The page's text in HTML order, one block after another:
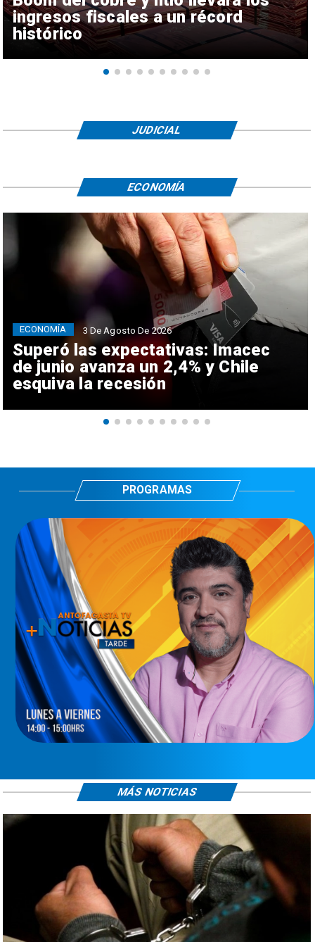
ingresos fiscales a un récord
histórico
JUDICIAL
Superó las expectativas: Imacec
de junio avanza un 2,4% y Chile
esquiva la recesión
ECONOMÍA 3 De Agosto De 2026
ECONOMÍA
PROGRAMAS
MÁS NOTICIAS